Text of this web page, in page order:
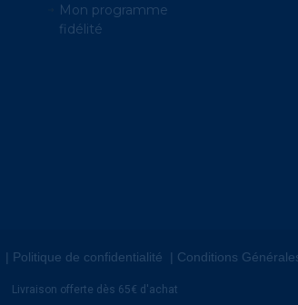
Mon programme
fidélité
Politique de confidentialité Conditions
Livraison offerte dès 65€ d'achat